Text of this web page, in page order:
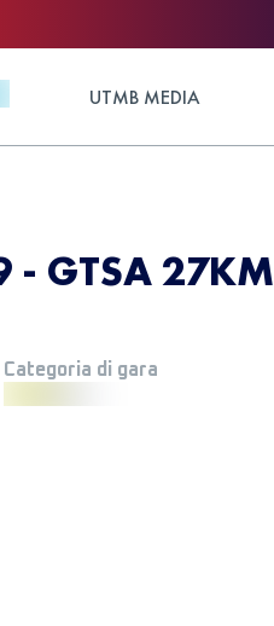
UTMB MEDIA
GTSA 27KM
Categoria di gara